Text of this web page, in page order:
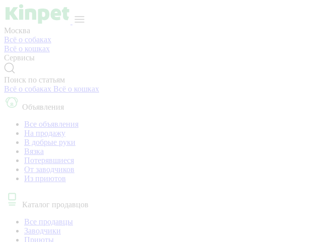
Москва
Всё о собаках
Всё о кошках
Сервисы
Поиск по статьям
Всё о собаках Всё о кошках
Объявления
Все объявления
На продажу
В добрые руки
Вязка
Потерявшиеся
От заводчиков
Из приютов
Каталог продавцов
Все продавцы
Заводчики
Приюты